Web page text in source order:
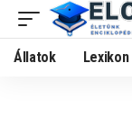
Állatok Lexikon